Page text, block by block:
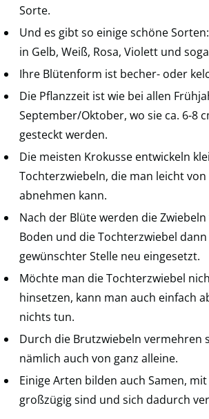
Sorte.
Und es gibt so einige schöne
in Gelb, Weiß, Rosa, Violett und
Ihre Blütenform ist becher- oder
Die Pflanzzeit ist wie bei allen
September/Oktober, wo sie ca. 6-8
gesteckt werden.
Die meisten Krokusse entwickeln
Tochterzwiebeln, die man leicht
abnehmen kann.
Nach der Blüte werden die
Boden und die Tochterzwiebel
gewünschter Stelle neu eingesetzt.
Möchte man die Tochterzwiebel
hinsetzen, kann man auch einfach
nichts tun.
Durch die Brutzwiebeln vermehren
nämlich auch von ganz alleine.
Einige Arten bilden auch Samen,
großzügig sind und sich dadurch